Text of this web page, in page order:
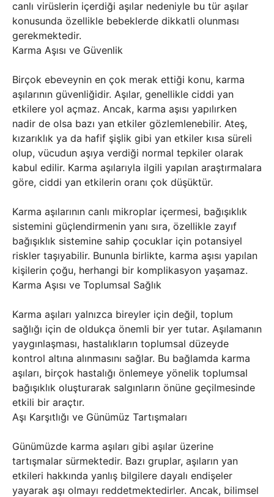
canlı virüslerin içerdiği aşılar nedeniyle bu tür aşılar
konusunda özellikle bebeklerde dikkatli olunması
gerekmektedir.
Karma Aşısı ve Güvenlik
Birçok ebeveynin en çok merak ettiği konu, karma
aşılarının güvenliğidir. Aşılar, genellikle ciddi yan
etkilere yol açmaz. Ancak, karma aşısı yapılırken
nadir de olsa bazı yan etkiler gözlemlenebilir. Ateş,
kızarıklık ya da hafif şişlik gibi yan etkiler kısa süreli
olup, vücudun aşıya verdiği normal tepkiler olarak
kabul edilir. Karma aşılarıyla ilgili yapılan araştırmalara
göre, ciddi yan etkilerin oranı çok düşüktür.
Karma aşılarının canlı mikroplar içermesi, bağışıklık
sistemini güçlendirmenin yanı sıra, özellikle zayıf
bağışıklık sistemine sahip çocuklar için potansiyel
riskler taşıyabilir. Bununla birlikte, karma aşısı yapılan
kişilerin çoğu, herhangi bir komplikasyon yaşamaz.
Karma Aşısı ve Toplumsal Sağlık
Karma aşıları yalnızca bireyler için değil, toplum
sağlığı için de oldukça önemli bir yer tutar. Aşılamanın
yaygınlaşması, hastalıkların toplumsal düzeyde
kontrol altına alınmasını sağlar. Bu bağlamda karma
aşıları, birçok hastalığı önlemeye yönelik toplumsal
bağışıklık oluşturarak salgınların önüne geçilmesinde
etkili bir araçtır.
Aşı Karşıtlığı ve Günümüz Tartışmaları
Günümüzde karma aşıları gibi aşılar üzerine
tartışmalar sürmektedir. Bazı gruplar, aşıların yan
etkileri hakkında yanlış bilgilere dayalı endişeler
yayarak aşı olmayı reddetmektedirler. Ancak, bilimsel